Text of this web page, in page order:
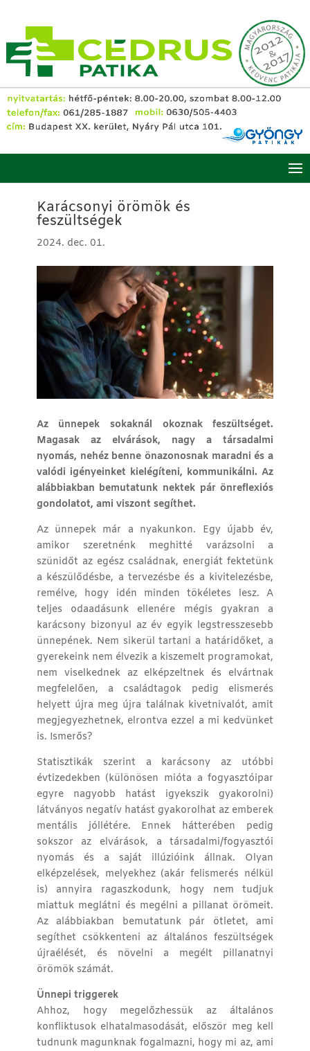
Karácsonyi örömök és
feszültségek
2024. dec. 01.
Az ünnepek sokaknál okoznak feszültséget.
Magasak az elvárások, nagy a társadalmi
nyomás, nehéz benne önazonosnak maradni és a
valódi igényeinket kielégíteni, kommunikálni. Az
alábbiakban bemutatunk nektek pár önreflexiós
gondolatot, ami viszont segíthet.
Az ünnepek már a nyakunkon. Egy újabb év,
amikor szeretnénk meghitté varázsolni a
szünidőt az egész családnak, energiát fektetünk
a készülődésbe, a tervezésbe és a kivitelezésbe,
remélve, hogy idén minden tökéletes lesz. A
teljes odaadásunk ellenére mégis gyakran a
karácsony bizonyul az év egyik legstresszesebb
ünnepének. Nem sikerül tartani a határidőket, a
gyerekeink nem élvezik a kiszemelt programokat,
nem viselkednek az elképzeltnek és elvártnak
megfelelően, a családtagok pedig elismerés
helyett újra meg újra találnak kivetnivalót, amit
megjegyezhetnek, elrontva ezzel a mi kedvünket
is. Ismerős?
Statisztikák szerint a karácsony az utóbbi
évtizedekben (különösen mióta a fogyasztóipar
egyre nagyobb hatást igyekszik gyakorolni)
látványos negatív hatást gyakorolhat az emberek
mentális jóllétére. Ennek hátterében pedig
sokszor az elvárások, a társadalmi/fogyasztói
nyomás és a saját illúzióink állnak. Olyan
elképzelések, melyekhez (akár felismerés nélkül
is) annyira ragaszkodunk, hogy nem tudjuk
miattuk meglátni és megélni a pillanat örömeit.
Az alábbiakban bemutatunk pár ötletet, ami
segíthet csökkenteni az általános feszültségek
újraélését, és növelni a megélt pillanatnyi
örömök számát.
Ünnepi triggerek
Ahhoz, hogy megelőzhessük az általános
konfliktusok elhatalmasodását, először meg kell
tudnunk magunknak fogalmazni, hogy mi az, ami